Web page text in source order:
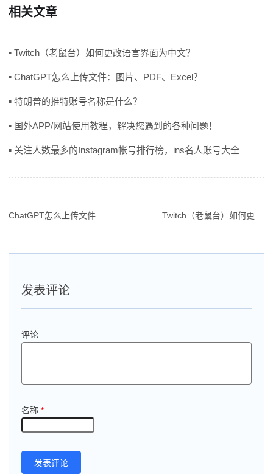
相关文章
▪ Twitch（老鼠台）如何更改语言界面为中文？
▪ ChatGPT怎么上传文件：图片、PDF、Excel？
▪ 特朗普的推特账号名称是什么？
▪ 国外APP/网站使用教程，解决您遇到的各种问题！
▪ 关注人数最多的Instagram帐号排行榜，ins名人账号大全
文
导
发表评论
评论
名称 *